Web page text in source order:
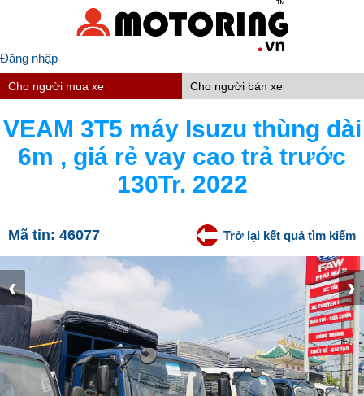
Đăng nhập
Cho người mua xe Cho người bán xe
VEAM 3T5 máy Isuzu thùng dài
6m , giá rẻ vay cao trả trước
130Tr. 2022
Mã tin: 46077 Trở lại kết quả tìm kiếm
‹ ›